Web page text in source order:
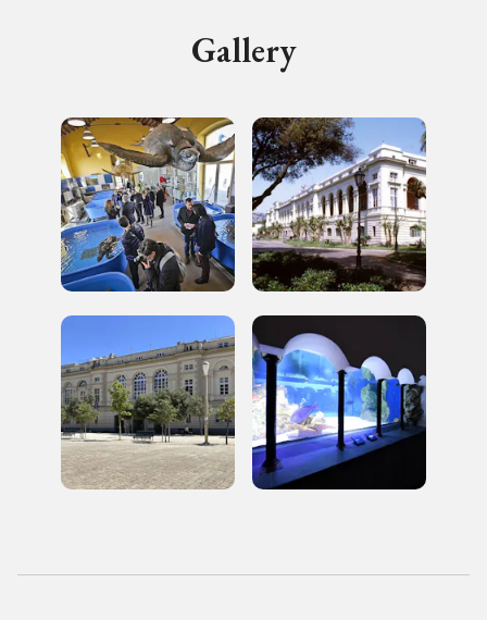
Gallery
I Luoghi del Cuore
Storico campagne in questo
luogo
Giornate FAI di Primavera
2014